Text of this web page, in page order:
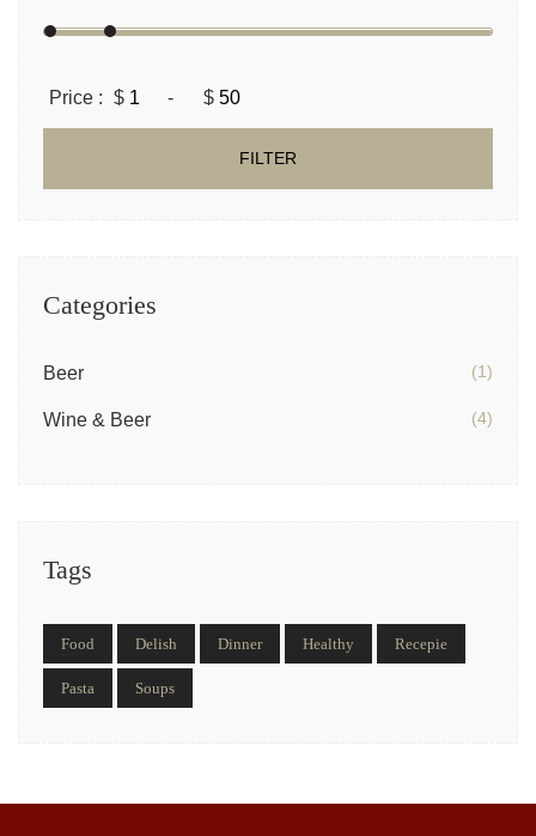
Price : $ - $
FILTER
Categories
Beer (1)
Wine & Beer (4)
Tags
Food Delish Dinner Healthy Recepie
Pasta Soups